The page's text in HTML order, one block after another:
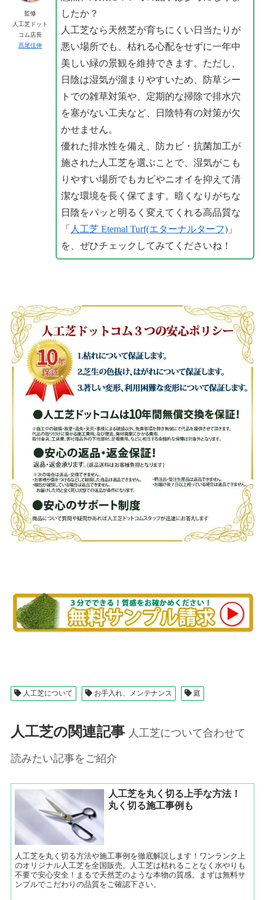
監修
人工芝ドット
コム店長
髙尾佳伸
したか？
人工芝なら天然芝が育ちにくい日当たりが
悪い場所でも、枯れる心配をせずに一年中
美しい緑の景観を維持できます。ただし、
日陰は湿気が溜まりやすいため、防草シー
トでの雑草対策や、定期的な掃除で排水穴
を塞がない工夫など、日陰特有の対策が欠
かせません。
優れた排水性を備え、防カビ・抗菌加工が
施された人工芝を選ぶことで、湿気がこも
りやすい場所でもカビやニオイを抑えて清
潔な環境を長く保てます。暗くなりがちな
日陰をパッと明るく変えてくれる高品質な
「 人工芝 Eternal Turf(エターナルターフ) 」
を、ぜひチェックしてみてくださいね！
人工芝について お手入れ、メンテナンス 庭
人工芝の関連記事 人工芝について合わせて
読みたい記事をご紹介
人工芝を丸く切る上手な方法！
丸く切る施工事例も
人工芝を丸く切る方法や施工事例を徹底解説します！ワンランク上
のオリジナル人工芝を全国販売。人工芝は枯れることなく水やりも
不要で安心安全！まるで天然芝のような本物の質感。まずは無料サ
ンプルでこだわりの品質をご確認下さい。